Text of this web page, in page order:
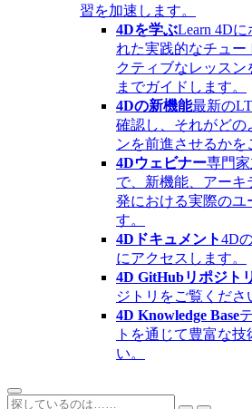
習を加速します。
4Dを学ぶLearn 4D
れた実践的なチュー
クティブなレッス
までガイドします。
4Dの新機能最新の
確認し、それがどの
ンを前進させるかを
4Dウェビナー専門
で、新機能、アーキ
発における実際のユ
す。
4Dドキュメント4D
にアクセスします。
4D GitHubリポジト
ジトリをご覧くださ
4D Knowledge Base
トを通じて豊富な
い。